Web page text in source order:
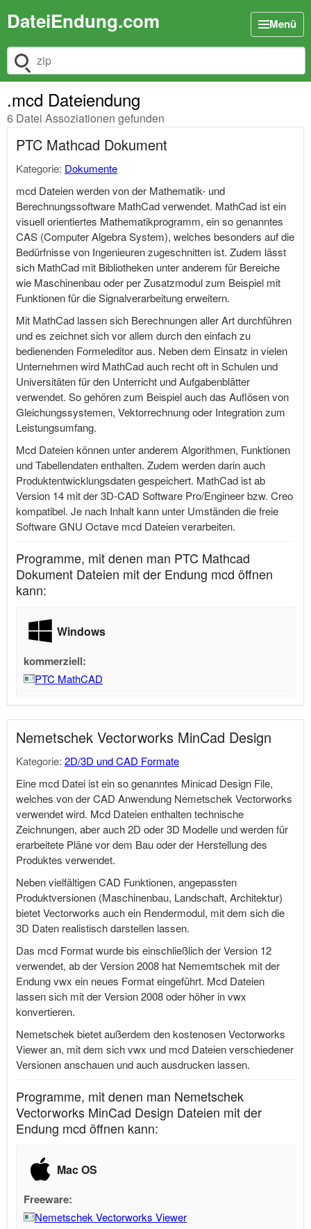
DateiEndung.com Menü
Dateiendung suchen
.mcd Dateiendung
6 Datei Assoziationen gefunden
PTC Mathcad Dokument
Kategorie: Dokumente
mcd Dateien werden von der Mathematik- und
Berechnungssoftware MathCad verwendet. MathCad ist ein
visuell orientiertes Mathematikprogramm, ein so genanntes
CAS (Computer Algebra System), welches besonders auf die
Bedürfnisse von Ingenieuren zugeschnitten ist. Zudem lässt
sich MathCad mit Bibliotheken unter anderem für Bereiche
wie Maschinenbau oder per Zusatzmodul zum Beispiel mit
Funktionen für die Signalverarbeitung erweitern.
Mit MathCad lassen sich Berechnungen aller Art durchführen
und es zeichnet sich vor allem durch den einfach zu
bedienenden Formeleditor aus. Neben dem Einsatz in vielen
Unternehmen wird MathCad auch recht oft in Schulen und
Universitäten für den Unterricht und Aufgabenblätter
verwendet. So gehören zum Beispiel auch das Auflösen von
Gleichungssystemen, Vektorrechnung oder Integration zum
Leistungsumfang.
Mcd Dateien können unter anderem Algorithmen, Funktionen
und Tabellendaten enthalten. Zudem werden darin auch
Produktentwicklungsdaten gespeichert. MathCad ist ab
Version 14 mit der 3D-CAD Software Pro/Engineer bzw. Creo
kompatibel. Je nach Inhalt kann unter Umständen die freie
Software GNU Octave mcd Dateien verarbeiten.
Programme, mit denen man PTC Mathcad
Dokument Dateien mit der Endung mcd öffnen
kann:
Windows
kommerziell:
PTC MathCAD
Nemetschek Vectorworks MinCad Design
Kategorie: 2D/3D und CAD Formate
Eine mcd Datei ist ein so genanntes Minicad Design File,
welches von der CAD Anwendung Nemetschek Vectorworks
verwendet wird. Mcd Dateien enthalten technische
Zeichnungen, aber auch 2D oder 3D Modelle und werden für
erarbeitete Pläne vor dem Bau oder der Herstellung des
Produktes verwendet.
Neben vielfältigen CAD Funktionen, angepassten
Produktversionen (Maschinenbau, Landschaft, Architektur)
bietet Vectorworks auch ein Rendermodul, mit dem sich die
3D Daten realistisch darstellen lassen.
Das mcd Format wurde bis einschließlich der Version 12
verwendet, ab der Version 2008 hat Nememtschek mit der
Endung vwx ein neues Format eingeführt. Mcd Dateien
lassen sich mit der Version 2008 oder höher in vwx
konvertieren.
Nemetschek bietet außerdem den kostenosen Vectorworks
Viewer an, mit dem sich vwx und mcd Dateien verschiedener
Versionen anschauen und auch ausdrucken lassen.
Programme, mit denen man Nemetschek
Vectorworks MinCad Design Dateien mit der
Endung mcd öffnen kann:
Mac OS
Freeware:
Nemetschek Vectorworks Viewer